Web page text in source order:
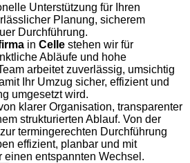
Unterstützung für Ihren
Planung, sicherem
Durchführung.
in Celle stehen wir für
Abläufe und hohe
arbeitet zuverlässig, umsichtig
Ihr Umzug sicher, effizient und
umgesetzt wird.
klarer Organisation, transparenter
strukturierten Ablauf. Von der
termingerechten Durchführung
effizient, planbar und mit
einen entspannten Wechsel.